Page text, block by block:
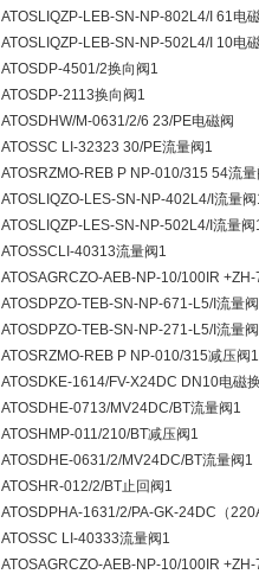
ATOSLIQZP-LEB-SN-NP-802L4/I 61电
ATOSLIQZP-LEB-SN-NP-502L4/I 10电
ATOSDP-4501/2换向阀1
ATOSDP-2113换向阀1
ATOSDHW/M-0631/2/6 23/PE电磁阀
ATOSSC LI-32323 30/PE流量阀1
ATOSRZMO-REB P NP-010/315 54流
ATOSLIQZO-LES-SN-NP-402L4/I流量
ATOSLIQZP-LES-SN-NP-502L4/I流量阀
ATOSSCLI-40313流量阀1
ATOSAGRCZO-AEB-NP-10/100IR
ATOSDPZO-TEB-SN-NP-671-L5/I流量
ATOSDPZO-TEB-SN-NP-271-L5/I流量
ATOSRZMO-REB P NP-010/315减压阀1
ATOSDKE-1614/FV-X24DC DN10电磁
ATOSDHE-0713/MV24DC/BT流量阀1
ATOSHMP-011/210/BT减压阀1
ATOSDHE-0631/2/MV24DC/BT流量阀1
ATOSHR-012/2/BT止回阀1
ATOSDPHA-1631/2/PA-GK-24DC（
ATOSSC LI-40333流量阀1
ATOSAGRCZO-AEB-NP-10/100IR